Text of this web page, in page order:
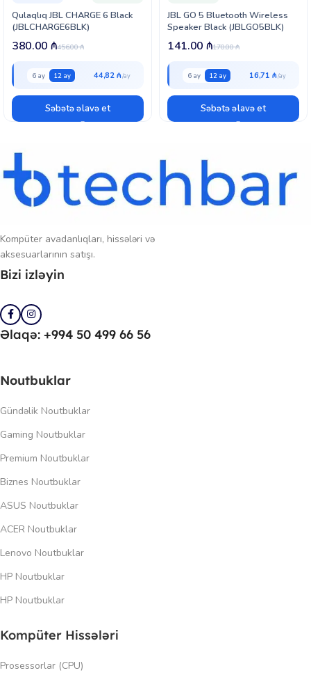
Qulaqlıq JBL CHARGE 6 Black
(JBLCHARGE6BLK)
456.00₼
380.00 ₼
6 ay 12 ay 44,82 ₼
Səbətə əlavə et
JBL GO 5 Bluetooth Wireless
Speaker Black (JBLGO5BLK)
170.00₼
141.00 ₼
6 ay 12 ay 16,71 ₼
Səbətə əlavə et
Kompüter avadanlıqları, hissələri və
aksesuarlarının satışı.
Bizi izləyin
Əlaqə: +994 50 499 66 56
Noutbuklar
Gündəlik Noutbuklar
Gaming Noutbuklar
Premium Noutbuklar
Biznes Noutbuklar
ASUS Noutbuklar
ACER Noutbuklar
Lenovo Noutbuklar
HP Noutbuklar
HP Noutbuklar
Kompüter Hissələri
Prosessorlar (CPU)